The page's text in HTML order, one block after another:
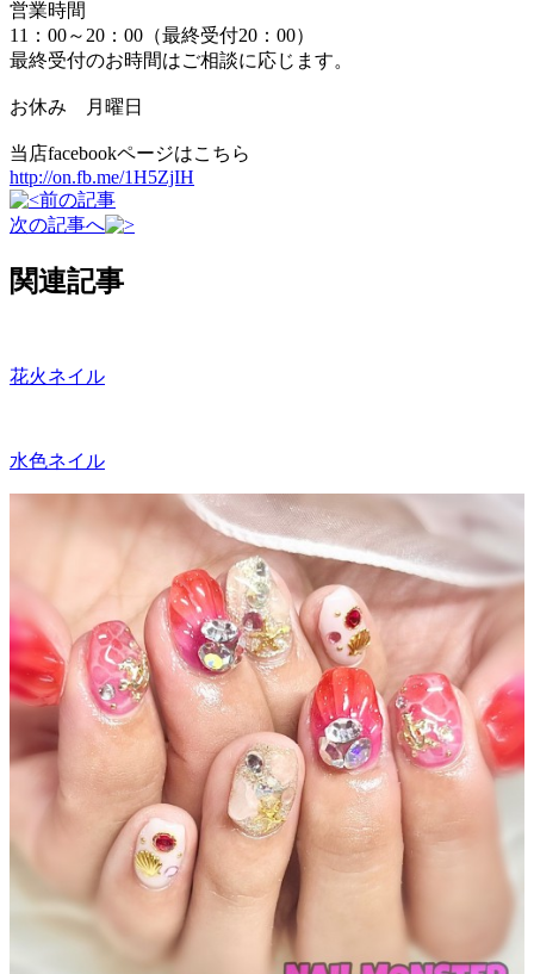
営業時間
11：00～20：00（最終受付20：00）
最終受付のお時間はご相談に応じます。
お休み 月曜日
当店facebookページはこちら
http://on.fb.me/1H5ZjIH
前の記事
次の記事へ
関連記事
花火ネイル
水色ネイル